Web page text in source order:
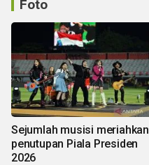
Foto
Sejumlah musisi meriahkan
penutupan Piala Presiden
2026